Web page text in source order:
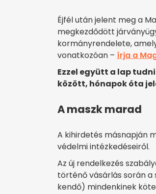
Éjfél után jelent meg a
megkezdődött
kormányrendelete,
vonatkozóan – írja a
Ezzel együtt a lap
között, hónapok óta
A maszk marad
A kihirdetés másnapján
védelmi intézkedéseiről.
Az új rendelkezés
történő vásárlás során a
kendő) mindenkinek